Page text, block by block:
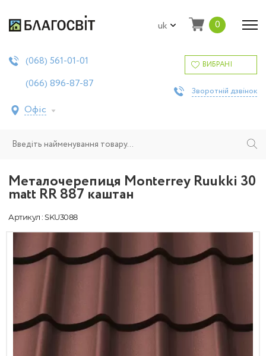
uk 0
(068) 561-01-01
(066) 896-87-87
Офіс
ВИБРАНІ
Зворотній дзвінок
Металочерепиця Моntеrrey Ruukki 30
matt RR 887 каштан
Артикул : SKU3088